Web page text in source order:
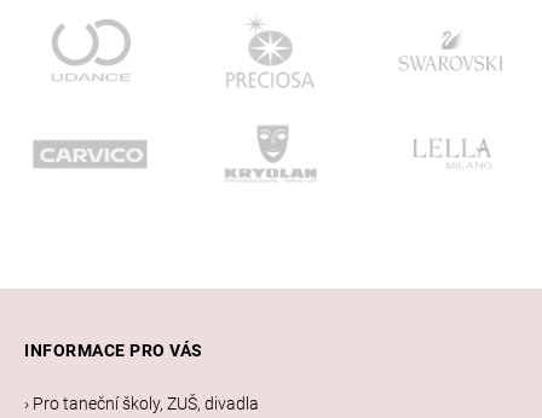
INFORMACE PRO VÁS
› Pro taneční školy, ZUŠ, divadla